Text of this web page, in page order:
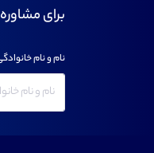
برای
نام و نام